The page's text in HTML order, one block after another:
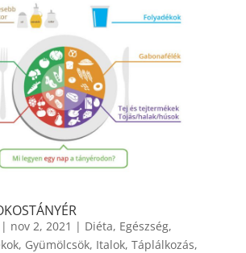
| nov 2, 2021 | Diéta, Egészség,
, Gyümölcsök, Italok, Táplálkozás,